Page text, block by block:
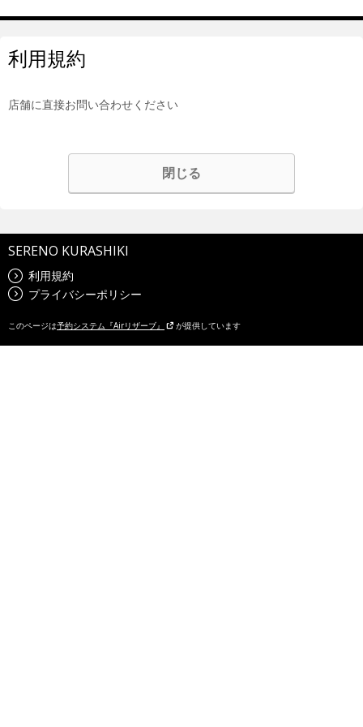
利用規約
店舗に直接お問い合わせください
閉じる
SERENO KURASHIKI
利用規約
プライバシーポリシー
このページは予約システム『Airリザーブ』 が提供しています